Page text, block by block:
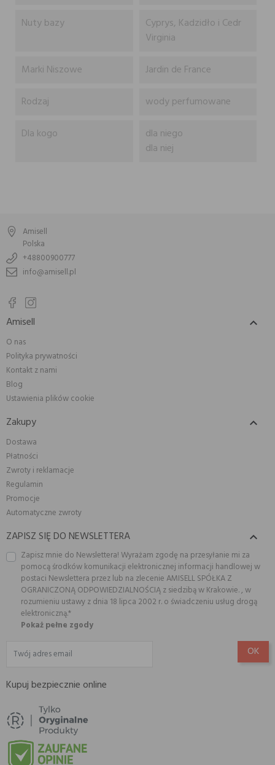
Nuty bazy
Cyprys, Kadzidło i Cedr
Virginia
Marki Niszowe
Jardin de France
Rodzaj
wody perfumowane
Dla kogo
dla niego
dla niej
Amisell
Polska
+48800900777
info@amisell.pl
Amisell 
O nas
Polityka prywatności
Kontakt z nami
Blog
Ustawienia plików cookie
Zakupy 
Dostawa
Płatności
Zwroty i reklamacje
Regulamin
Promocje
Automatyczne zwroty
ZAPISZ SIĘ DO NEWSLETTERA 
Zapisz mnie do Newslettera! Wyrażam zgodę na przesyłanie mi za
pomocą środków komunikacji elektronicznej informacji handlowej w
postaci Newslettera przez lub na zlecenie AMISELL SPÓŁKA Z
OGRANICZONĄ ODPOWIEDZIALNOŚCIĄ z siedzibą w Krakowie. , w
rozumieniu ustawy z dnia 18 lipca 2002 r. o świadczeniu usług drogą
elektroniczną.*
Pokaż pełne zgody
Kupuj bezpiecznie online